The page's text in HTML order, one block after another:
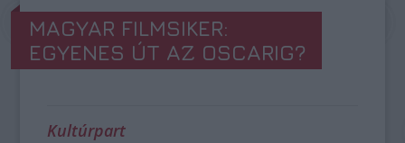
MAGYAR FILMSIKER:
EGYENES ÚT AZ OSCARIG?
Kultúrpart